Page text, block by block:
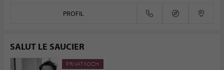
PROFIL
SALUT LE SAUCIER
PRIVATKOCH